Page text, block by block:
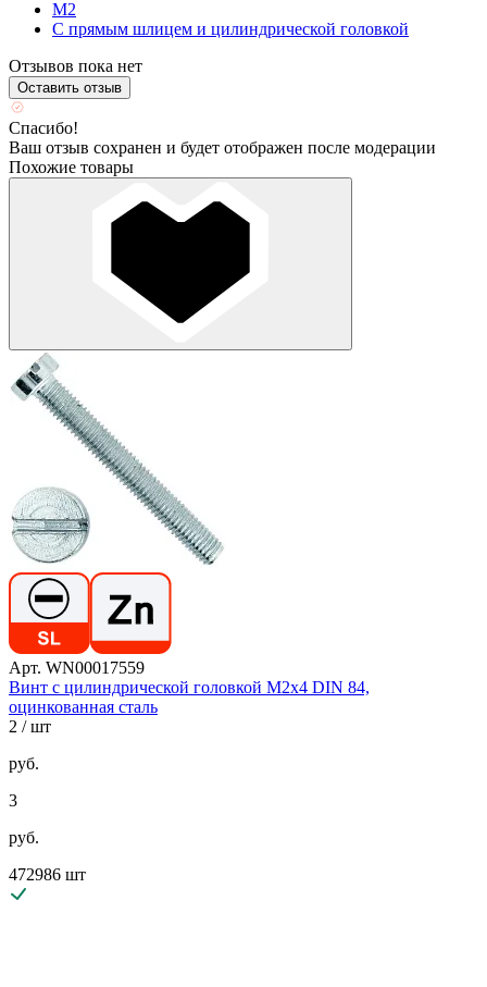
М2
С прямым шлицем и цилиндрической головкой
Отзывов пока нет
Оставить отзыв
Спасибо!
Ваш отзыв сохранен и будет отображен после модерации
Похожие товары
Арт. WN00017559
Винт с цилиндрической головкой М2х4 DIN 84,
оцинкованная сталь
2 / шт
руб.
3
руб.
472986 шт